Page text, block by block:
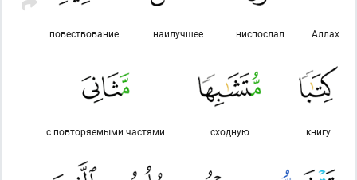
Аллах
ниспослал
наилучшее
повествование
книгу
сходную
с повторяемыми частями